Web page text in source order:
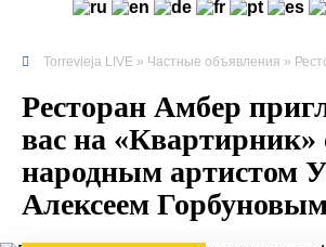
Torrevieja LIVE » Частные объявления » Ресторан Амбер
Ресторан Амбер
вас на «Квартирник»
народным артистом
Алексеем